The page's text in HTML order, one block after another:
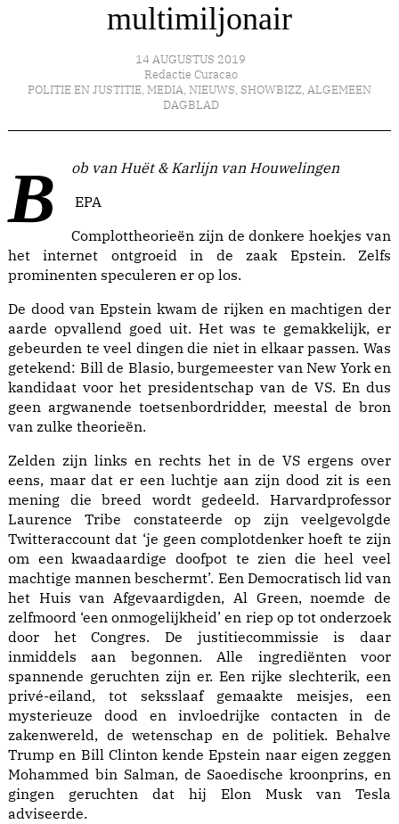
multimiljonair
14 AUGUSTUS 2019
Redactie Curacao
POLITIE EN JUSTITIE, MEDIA, NIEUWS, SHOWBIZZ, ALGEMEEN
DAGBLAD
Bob van Huët & Karlijn van Houwelingen
EPA
Complottheorieën zijn de donkere hoekjes van
het internet ontgroeid in de zaak Epstein. Zelfs
prominenten speculeren er op los.
De dood van Epstein kwam de rijken en machtigen der
aarde opvallend goed uit. Het was te gemakkelijk, er
gebeurden te veel dingen die niet in elkaar passen. Was
getekend: Bill de Blasio, burgemeester van New York en
kandidaat voor het presidentschap van de VS. En dus
geen argwanende toetsenbordridder, meestal de bron
van zulke theorieën.
Zelden zijn links en rechts het in de VS ergens over
eens, maar dat er een luchtje aan zijn dood zit is een
mening die breed wordt gedeeld. Harvardprofessor
Laurence Tribe constateerde op zijn veelgevolgde
Twitteraccount dat ‘je geen complotdenker hoeft te zijn
om een kwaadaardige doofpot te zien die heel veel
machtige mannen beschermt’. Een Democratisch lid van
het Huis van Afgevaardigden, Al Green, noemde de
zelfmoord ‘een onmogelijkheid’ en riep op tot onderzoek
door het Congres. De justitiecommissie is daar
inmiddels aan begonnen. Alle ingrediënten voor
spannende geruchten zijn er. Een rijke slechterik, een
privé-eiland, tot seksslaaf gemaakte meisjes, een
mysterieuze dood en invloedrijke contacten in de
zakenwereld, de wetenschap en de politiek. Behalve
Trump en Bill Clinton kende Epstein naar eigen zeggen
Mohammed bin Salman, de Saoedische kroonprins, en
gingen geruchten dat hij Elon Musk van Tesla
adviseerde.